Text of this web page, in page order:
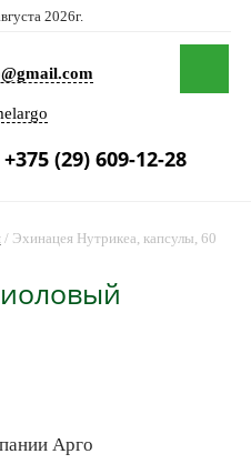
2026г.
+375 (29) 609-12-28
/ Эхинацея Нутрикеа, капсулы, 60
Арго